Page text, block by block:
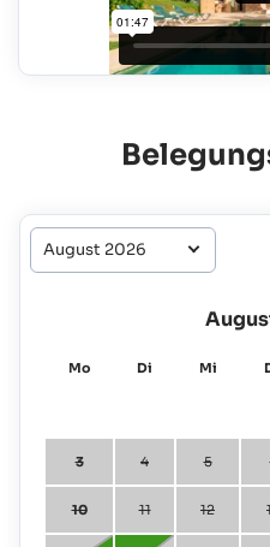
Mo Di Mi
3 4 5
10 11 12